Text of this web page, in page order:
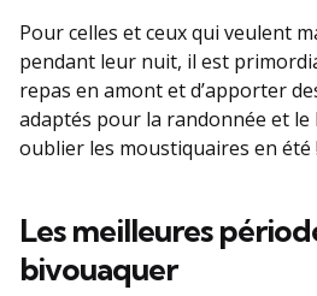
Pour celles et ceux qui veulent
pendant leur nuit, il est
repas en amont et d’apporter
adaptés pour la randonnée et le
oublier les moustiquaires en été !
Les meilleures
bivouaquer